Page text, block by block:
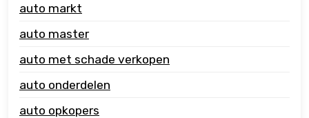
auto markt
auto master
auto met schade verkopen
auto onderdelen
auto opkopers